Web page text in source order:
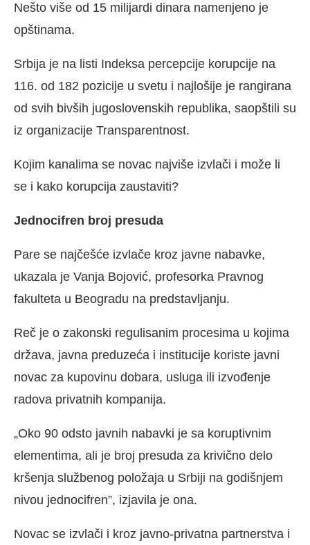
Nešto više od 15 milijardi dinara namenjeno je
opštinama.
Srbija je na listi Indeksa percepcije korupcije na
116. od 182 pozicije u svetu i najlošije je rangirana
od svih bivših jugoslovenskih republika, saopštili su
iz organizacije Transparentnost.
Kojim kanalima se novac najviše izvlači i može li
se i kako korupcija zaustaviti?
Jednocifren broj presuda
Pare se najčešće izvlače kroz javne nabavke,
ukazala je Vanja Bojović, profesorka Pravnog
fakulteta u Beogradu na predstavljanju.
Reč je o zakonski regulisanim procesima u kojima
država, javna preduzeća i institucije koriste javni
novac za kupovinu dobara, usluga ili izvođenje
radova privatnih kompanija.
„Oko 90 odsto javnih nabavki je sa koruptivnim
elementima, ali je broj presuda za krivično delo
kršenja službenog položaja u Srbiji na godišnjem
nivou jednocifren”, izjavila je ona.
Novac se izvlači i kroz javno-privatna partnerstva i